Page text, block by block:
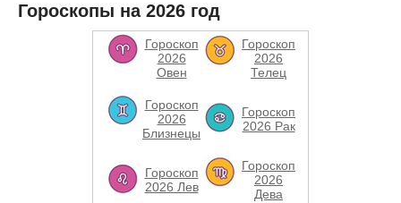
Гороскопы на 2026 год
Гороскоп
2026
Овен
Гороскоп
2026
Телец
Гороскоп
2026
Близнецы
Гороскоп
2026 Рак
Гороскоп
2026 Лев
Гороскоп
2026
Дева